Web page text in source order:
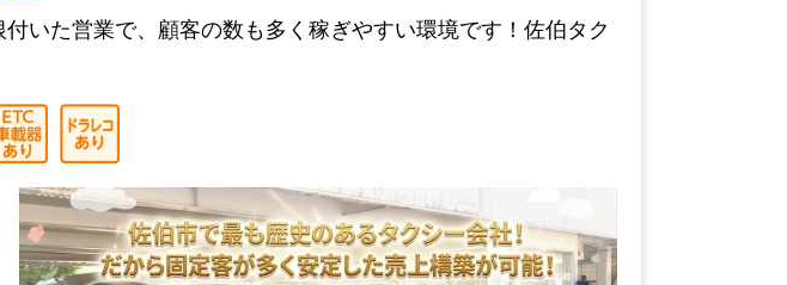
いた営業で、顧客の数も多く稼ぎやすい環境です！佐伯タク